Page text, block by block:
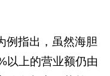
例指出，虽然海胆
以上的营业额仍由